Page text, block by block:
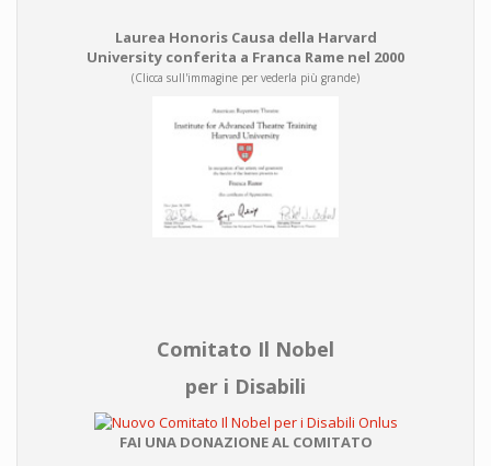
Laurea Honoris Causa della Harvard
University conferita a Franca Rame nel 2000
(Clicca sull'immagine per vederla più grande)
Comitato Il Nobel
per i Disabili
FAI UNA DONAZIONE AL COMITATO